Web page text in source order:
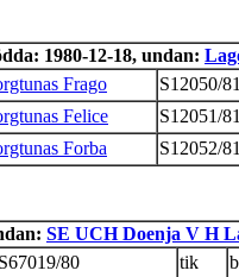
1980-12-18, undan:
Frago
S12050/
Felice
S12051/
Forba
S12052/
SE UCH Doenja V H
S67019/80 tik